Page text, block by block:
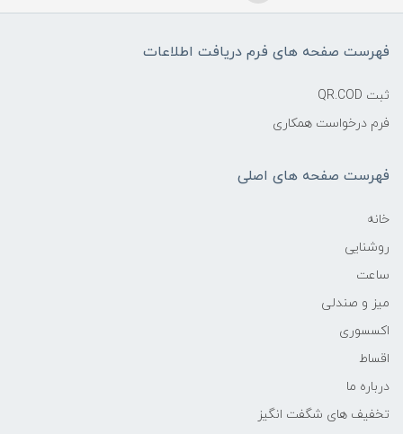
فهرست صفحه های فرم دریافت اطلاعات
ثبت QR.COD
فرم درخواست همکاری
فهرست صفحه های اصلی
خانه
روشنایی
ساعت
میز و صندلی
اکسسوری
اقساط
درباره ما
تخفیف های شگفت انگیز